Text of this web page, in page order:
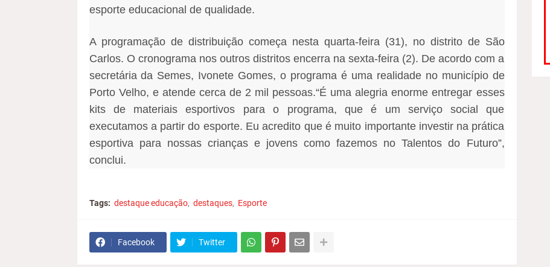
esporte educacional de qualidade.
A programação de distribuição começa nesta quarta-feira (31), no distrito de São
Carlos. O cronograma nos outros distritos encerra na sexta-feira (2). De acordo com a
secretária da Semes, Ivonete Gomes, o programa é uma realidade no município de
Porto Velho, e atende cerca de 2 mil pessoas.“É uma alegria enorme entregar esses
kits de materiais esportivos para o programa, que é um serviço social que
executamos a partir do esporte. Eu acredito que é muito importante investir na prática
esportiva para nossas crianças e jovens como fazemos no Talentos do Futuro”,
conclui.
Tags: destaque educação destaques Esporte
Facebook Twitter